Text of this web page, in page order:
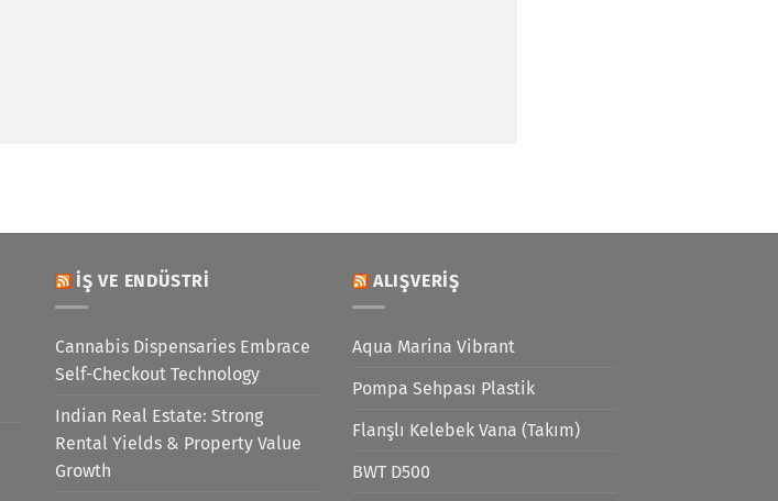
İŞ VE ENDÜSTRI
Cannabis Dispensaries Embrace
Self-Checkout Technology
Indian Real Estate: Strong
Rental Yields & Property Value
Growth
ALIŞVERIŞ
Aqua Marina Vibrant
Pompa Sehpası Plastik
Flanşlı Kelebek Vana (Takım)
BWT D500